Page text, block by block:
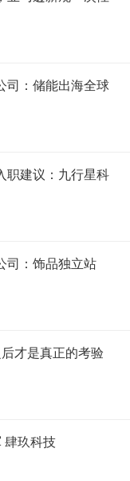
司：储能出海全球
职建议：九行星科
司：饰品独立站
才是真正的考验
肆玖科技